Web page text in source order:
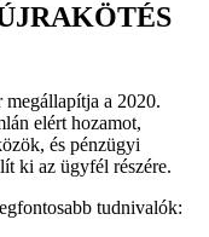
megállapítja a 2020.
elért hozamot,
és pénzügyi
ki az ügyfél részére.
tudnivalók: